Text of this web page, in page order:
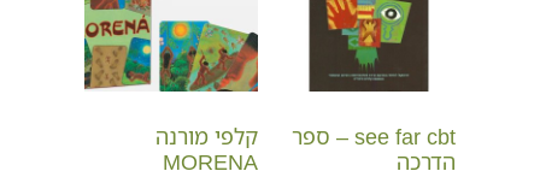
see far cbt – ספר
הדרכה
קלפי מורנה
MORENA